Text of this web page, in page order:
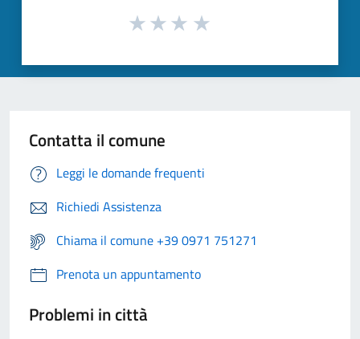
Contatta il comune
Leggi le domande frequenti
Richiedi Assistenza
Chiama il comune +39 0971 751271
Prenota un appuntamento
Problemi in città